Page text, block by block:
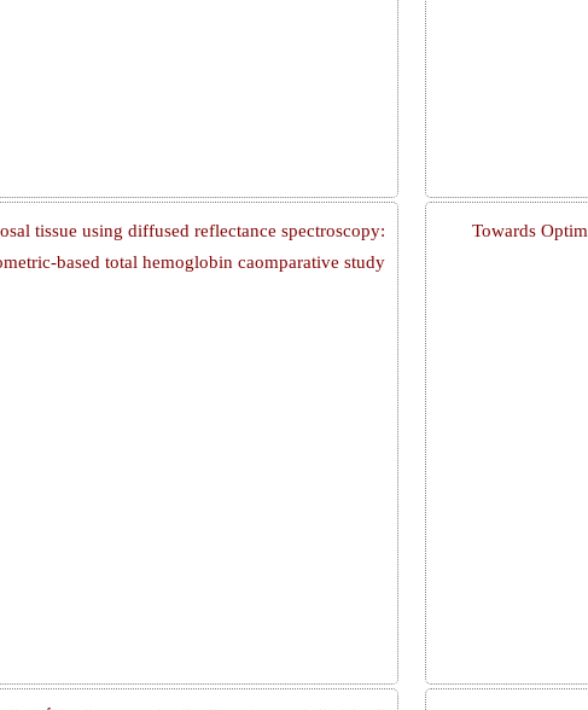
Towards
tissue using diffused reflectance spectroscopy:
based total hemoglobin caomparative study